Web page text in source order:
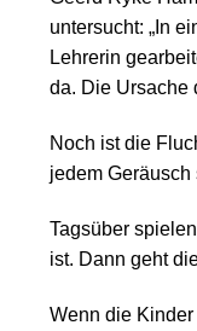
untersucht: „In
Lehrerin
da. Die Ursache
Noch ist die
jedem Geräusch
Tagsüber
ist. Dann geht
Wenn die